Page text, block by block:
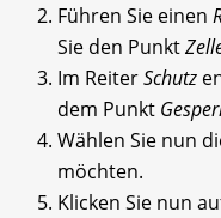
Führen Sie einen
Sie den Punkt
Im ReiterSchutz
dem Punkt
Wählen Sie nun
möchten.
Klicken Sie nun